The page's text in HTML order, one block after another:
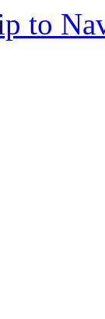
to